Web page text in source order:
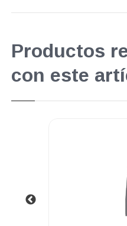
Productos
con este